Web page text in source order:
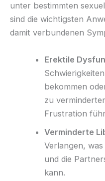
unter bestimmten
sind die wichtigsten
damit verbundenen
Erektile
bekommen
zu
Frustration
Verminderte
Verlangen,
und die
kann.